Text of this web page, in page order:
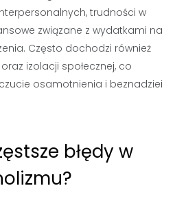
trudności w
związane z wydatkami na
Często dochodzi również
izolacji społecznej, co
osamotnienia i beznadziei
błędy w